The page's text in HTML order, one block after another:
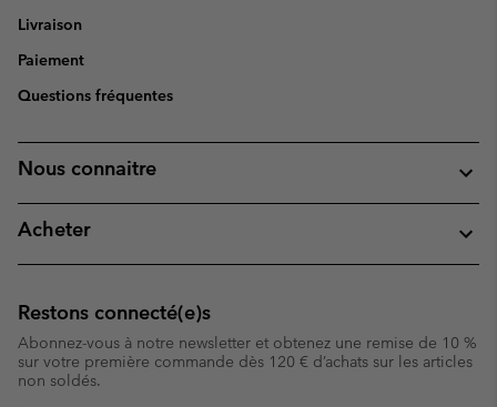
Livraison
Paiement
Questions fréquentes
Nous connaitre
Acheter
Restons connecté(e)s
Abonnez-vous à notre newsletter et obtenez une remise de 10 %
sur votre première commande dès 120 € d’achats sur les articles
non soldés.